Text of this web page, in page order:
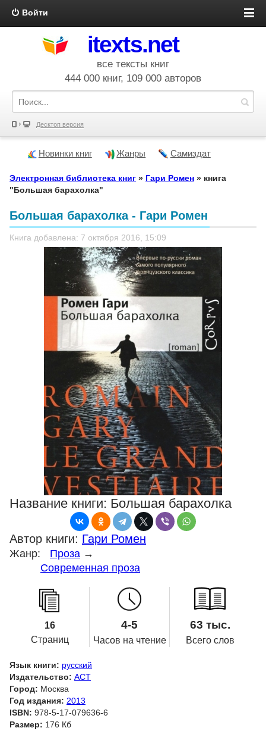
Войти
itexts.net
все тексты книг
444 000 книг, 109 000 авторов
Десктоп версия
Новинки книг Жанры Самиздат
Электронная библиотека книг » Гари Ромен » книга
"Большая барахолка"
Большая барахолка - Гари Ромен
Книга добавлена: 7 октября 2016, 15:09
Название книги: Большая барахолка
Автор книги: Гари Ромен
Жанр: Проза →
Современная проза
16
Страниц
4-5
Часов на чтение
63 тыс.
Всего слов
Язык книги: русский
Издательство: АСТ
Город: Москва
Год издания: 2013
ISBN: 978-5-17-079636-6
Размер: 176 Кб